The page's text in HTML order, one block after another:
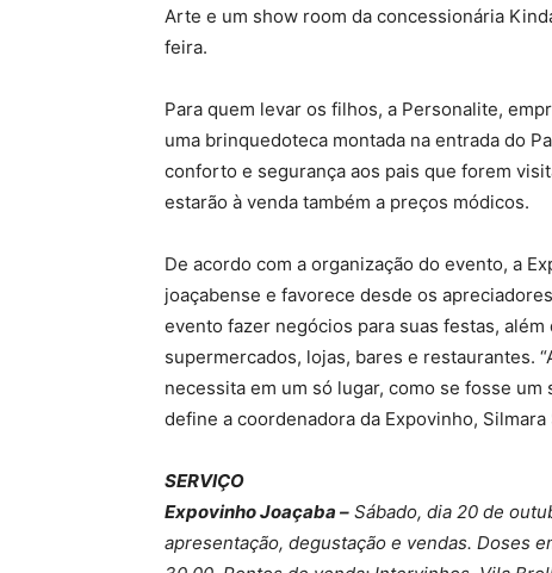
Arte e um show room da concessionária
feira.
Para quem levar os filhos, a Personalite,
uma brinquedoteca montada na entrada do
conforto e segurança aos pais que forem
estarão à venda também a preços módicos.
De acordo com a organização do evento, a
joaçabense e favorece desde os
evento fazer negócios para suas festas,
supermercados, lojas, bares e restaurantes.
necessita em um só lugar, como se fosse
define a coordenadora da Expovinho, Silmara
SERVIÇO
Expovinho Joaçaba – Sábado, dia 20 de
apresentação, degustação e vendas. Doses